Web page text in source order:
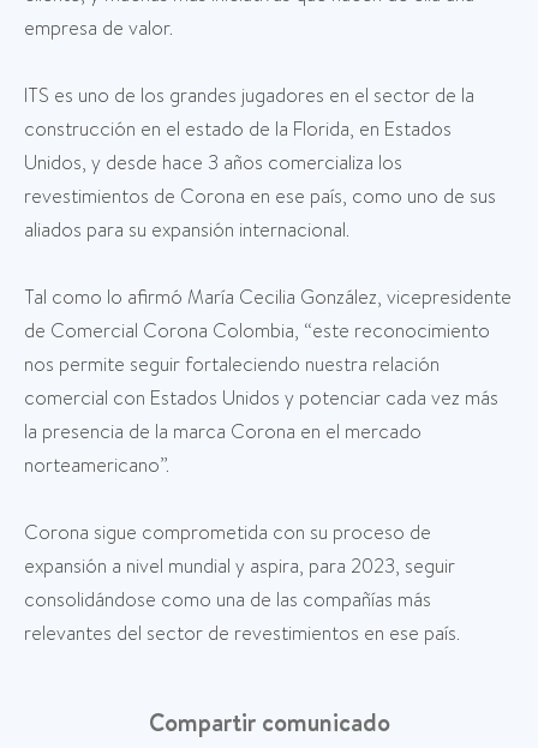
empresa de valor.
ITS es uno de los grandes jugadores en el sector de la
construcción en el estado de la Florida, en Estados
Unidos, y desde hace 3 años comercializa los
revestimientos de Corona en ese país, como uno de sus
aliados para su expansión internacional.
Tal como lo afirmó María Cecilia González, vicepresidente
de Comercial Corona Colombia, “este reconocimiento
nos permite seguir fortaleciendo nuestra relación
comercial con Estados Unidos y potenciar cada vez más
la presencia de la marca Corona en el mercado
norteamericano”.
Corona sigue comprometida con su proceso de
expansión a nivel mundial y aspira, para 2023, seguir
consolidándose como una de las compañías más
relevantes del sector de revestimientos en ese país.
Compartir comunicado